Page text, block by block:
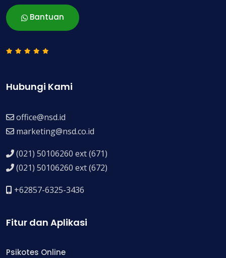
Bantuan
Hubungi Kami
office@nsd.id
marketing@nsd.co.id
(021) 50106260 ext (671)
(021) 50106260 ext (672)
+62857-6325-3436
Fitur dan Aplikasi
Psikotes Online